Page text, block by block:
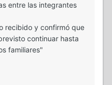
entre las integrantes
recibido y confirmó que
continuar hasta
familiares"